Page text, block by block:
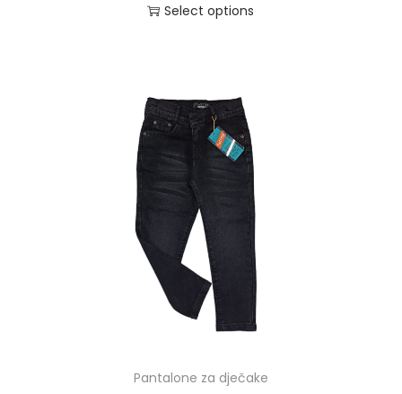
Select options
Pantalone za dječake